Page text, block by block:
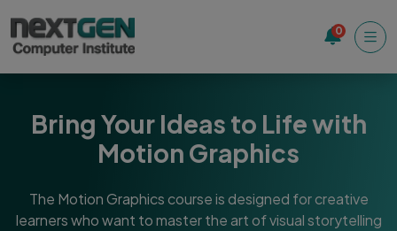
0
Bring Your Ideas to Life with
Motion Graphics
The Motion Graphics course is designed for creative
learners who want to master the art of visual storytelling